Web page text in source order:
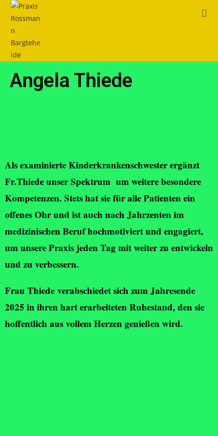
Angela Thiede
Als examinierte Kinderkrankenschwester ergänzt
Fr.Thiede unser Spektrum um weitere besondere
Kompetenzen. Stets hat sie für alle Patienten ein
offenes Ohr und ist auch nach Jahrzenten im
medizinischen Beruf hochmotiviert und engagiert,
um unsere Praxis jeden Tag mit weiter zu entwickeln
und zu verbessern.
Frau Thiede verabschiedet sich zum Jahresende
2025 in ihren hart erarbeiteten Ruhestand, den sie
hoffentlich aus vollem Herzen genießen wird.